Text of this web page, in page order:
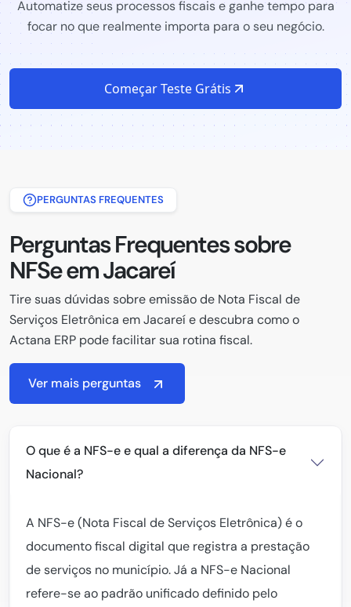
Automatize seus processos fiscais e ganhe tempo para
focar no que realmente importa para o seu negócio.
Começar Teste Grátis
PERGUNTAS FREQUENTES
Perguntas Frequentes sobre
NFSe em Jacareí
Tire suas dúvidas sobre emissão de Nota Fiscal de
Serviços Eletrônica em Jacareí e descubra como o
Actana ERP pode facilitar sua rotina fiscal.
Ver mais perguntas
O que é a NFS-e e qual a diferença da NFS-e
Nacional?
A NFS-e (Nota Fiscal de Serviços Eletrônica) é o
documento fiscal digital que registra a prestação
de serviços no município. Já a NFS-e Nacional
refere-se ao padrão unificado definido pelo